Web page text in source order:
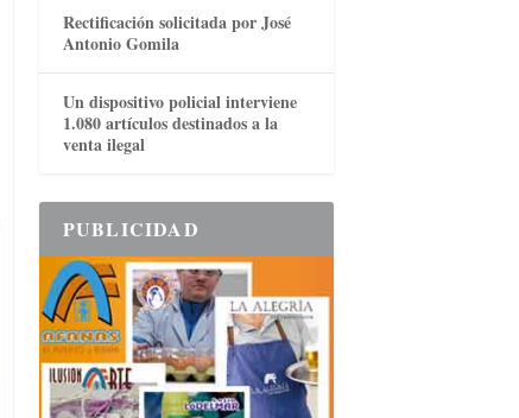
Rectificación solicitada por José
Antonio Gomila
Un dispositivo policial interviene
1.080 artículos destinados a la
venta ilegal
PUBLICIDAD